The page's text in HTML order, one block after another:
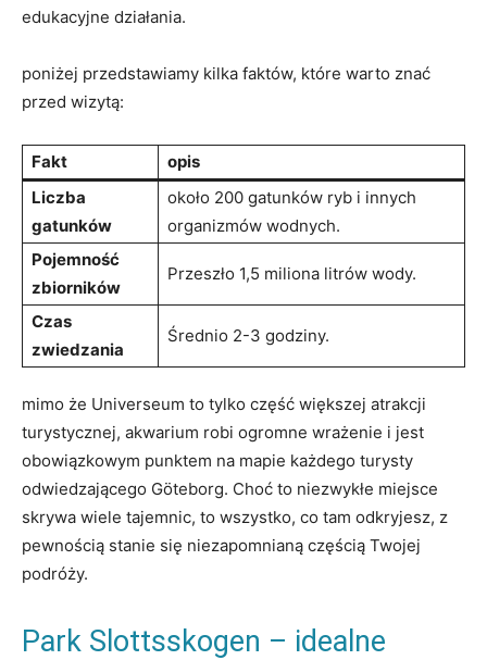
edukacyjne działania.
poniżej przedstawiamy kilka faktów, które warto znać
przed wizytą:
Fakt
opis
Liczba
gatunków
około 200 gatunków ryb i innych
organizmów wodnych.
Pojemność
zbiorników
Przeszło 1,5 miliona litrów wody.
Czas
zwiedzania
Średnio 2-3 godziny.
mimo że Universeum to tylko część większej atrakcji
turystycznej, akwarium robi ogromne wrażenie i jest
obowiązkowym punktem na mapie każdego turysty
odwiedzającego Göteborg. Choć to niezwykłe miejsce
skrywa wiele tajemnic, to wszystko, co tam odkryjesz, z
pewnością stanie się niezapomnianą częścią Twojej
podróży.
Park Slottsskogen – idealne